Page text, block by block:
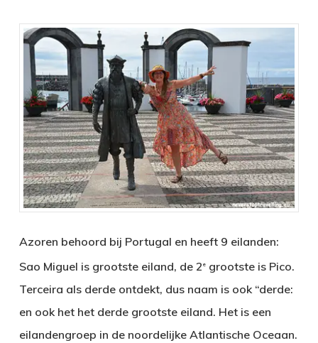
Azoren behoord bij Portugal en heeft 9 eilanden:
Sao Miguel is grootste eiland, de 2 egrootste is Pico.
Terceira als derde ontdekt, dus naam is ook “derde:
en ook het het derde grootste eiland. Het is een
eilandengroep in de noordelijke Atlantische Oceaan.